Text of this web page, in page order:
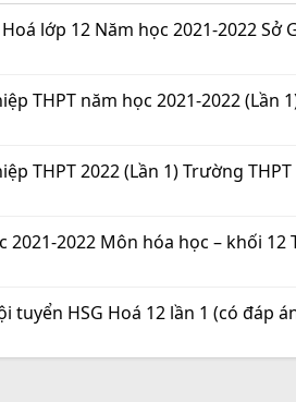
lớp 12 Năm học 2021-2022 Sở
THPT năm học 2021-2022 (Lần
THPT 2022 (Lần 1) Trường
2022 Môn hóa học – khối 12
HSG Hoá 12 lần 1 (có đáp